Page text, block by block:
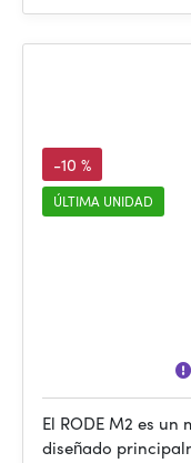
-10 %
ÚLTIMA UNIDAD
El RODE M2 es
diseñado